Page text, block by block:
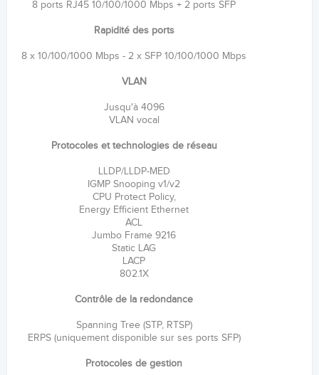
8 ports RJ45 10/100/1000 Mbps + 2 ports SFP
Rapidité des ports
8 x 10/100/1000 Mbps - 2 x SFP 10/100/1000 Mbps
VLAN
Jusqu'à 4096
VLAN vocal
Protocoles et technologies de réseau
LLDP/LLDP-MED
IGMP Snooping v1/v2
CPU Protect Policy,
Energy Efficient Ethernet
ACL
Jumbo Frame 9216
Static LAG
LACP
802.1X
Contrôle de la redondance
Spanning Tree (STP, RTSP)
ERPS (uniquement disponible sur ses ports SFP)
Protocoles de gestion